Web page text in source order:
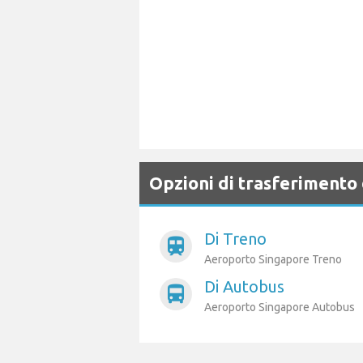
Opzioni di trasferimento
train Di Treno
Aeroporto Singapore Treno
directions_bus Di Autobus
Aeroporto Singapore Autobus